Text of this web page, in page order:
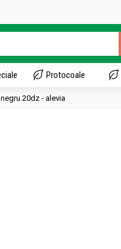
Protocoale
20dz - alevia